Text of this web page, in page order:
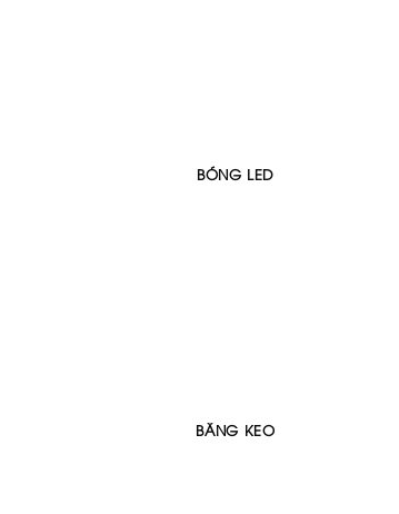
BÓNG LED
BĂNG KEO